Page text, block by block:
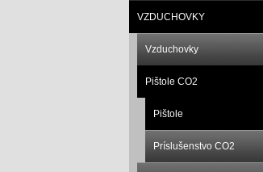
VZDUCHOVKY
Vzduchovky
Pištole CO2
Pištole
Príslušenstvo CO2